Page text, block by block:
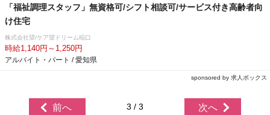
「福祉調理スタッフ」無資格可/シフト相談可/サービス付き高齢者向
け住宅
株式会社望/ケア望ドリーム稲口
時給1,140円～1,250円
アルバイト・パート / 愛知県
sponsored by 求人ボックス
前へ 3 / 3 次へ